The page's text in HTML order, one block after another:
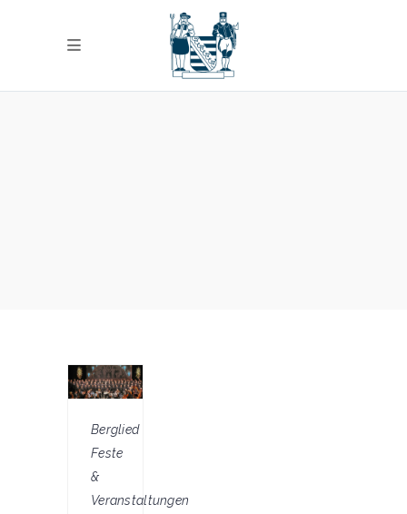
Berglied
Feste
&
Veranstaltungen